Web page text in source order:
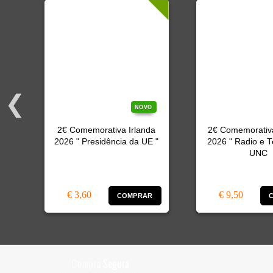
NOVO
2€ Comemorativa Irlanda
2026 " Presidência da UE "
€ 3,60 COMPRAR
2€
2026 " Radio e
UNC
€ 9,50